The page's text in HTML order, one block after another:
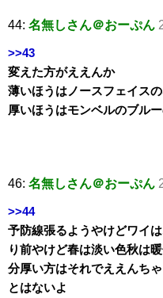
44: 名無しさん＠おーぷん
>>43
変えた方がええんか
薄いほうはノースフェイス
厚いほうはモンベルのブル
46: 名無しさん＠おーぷん
>>44
予防線張るようやけどワイ
り前やけど春は淡い色秋は
分厚い方はそれでええんち
とはないよ